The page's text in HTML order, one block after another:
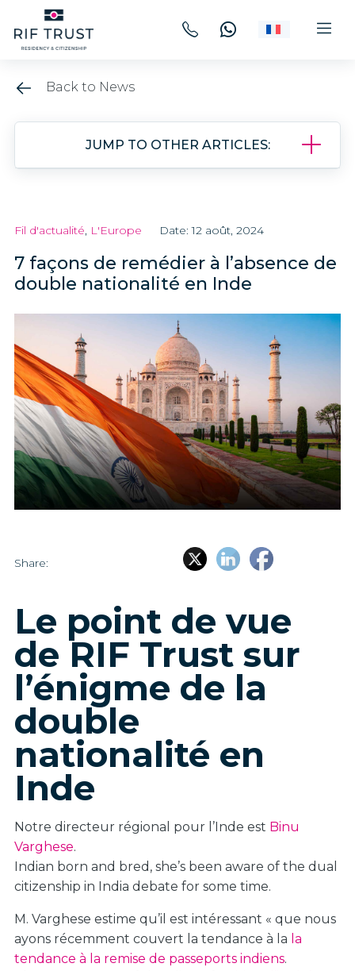
Back to News
JUMP TO OTHER ARTICLES:
Fil d'actualité, L'Europe Date: 12 août, 2024
7 façons de remédier à l’absence de
double nationalité en Inde
Share:
Le point de vue
de RIF Trust sur
l’énigme de la
double
nationalité en
Inde
Notre directeur régional pour l’Inde est Binu
Varghese.
Indian born and bred, she’s been aware of the dual
citizenship in India debate for some time.
M. Varghese estime qu’il est intéressant « que nous
ayons récemment couvert la tendance à la la
tendance à la remise de passeports indiens.